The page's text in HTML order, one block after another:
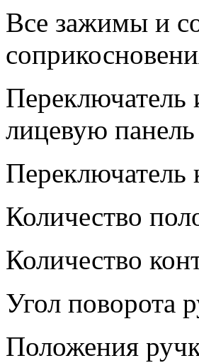
Все зажимы и
Переключатель
лицевую
Переключатель
Количество
Количество
Угол поворота
Положения